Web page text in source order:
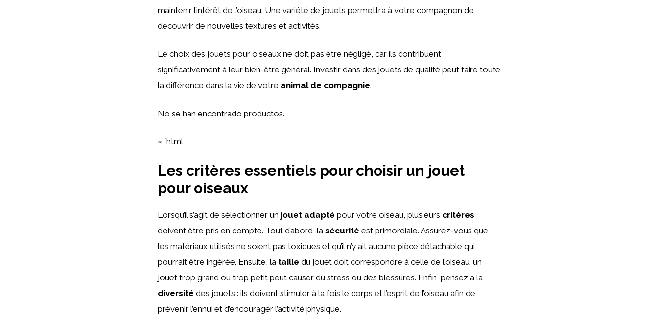
maintenir l’intérêt de l’oiseau. Une variété de jouets permettra à votre compagnon de
découvrir de nouvelles textures et activités.
Le choix des jouets pour oiseaux ne doit pas être négligé, car ils contribuent
significativement à leur bien-être général. Investir dans des jouets de qualité peut faire toute
la différence dans la vie de votre animal de compagnie.
No se han encontrado productos.
« `html
Les critères essentiels pour choisir un jouet
pour oiseaux
Lorsqu’il s’agit de sélectionner un jouet adapté pour votre oiseau, plusieurs critères
doivent être pris en compte. Tout d’abord, la sécurité est primordiale. Assurez-vous que
les matériaux utilisés ne soient pas toxiques et qu’il n’y ait aucune pièce détachable qui
pourrait être ingérée. Ensuite, la taille du jouet doit correspondre à celle de l’oiseau; un
jouet trop grand ou trop petit peut causer du stress ou des blessures. Enfin, pensez à la
diversité des jouets : ils doivent stimuler à la fois le corps et l’esprit de l’oiseau afin de
prévenir l’ennui et d’encourager l’activité physique.